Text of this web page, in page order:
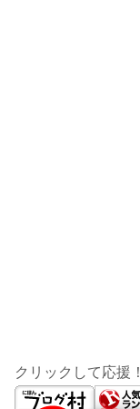
クリックして応援！